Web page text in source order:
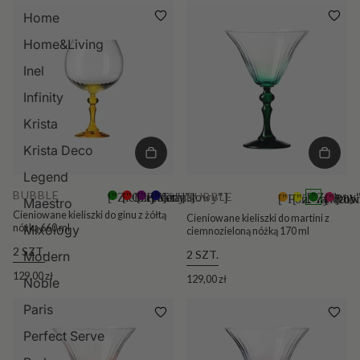
Home
Home&Living
Inel
Infinity
Krista
Krista Deco
Legend
Maestro
Mixology
Modern
Noble
Paris
Perfect Serve
BUBBLE ["Zielony"]
["Czerwony"]
["Fiolet"]
["Granatowy"]
+5
Cieniowane kieliszki do ginu z żółtą
nóżką 660 ml
2 SZT.
129,00 zł
BUBBLE ["Żółty"]+5
Cieniowane kieliszki do martini z
ciemnozieloną nóżką 170 ml
2 SZT.
129,00 zł